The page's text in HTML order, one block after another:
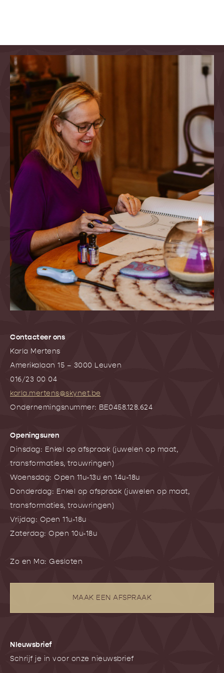
Contacteer ons
Karla Mertens
Amerikalaan 15 – 3000 Leuven
016/23 00 04
karla.mertens@skynet.be
Ondernemingsnummer: BE0458.128.624
Openingsuren
Dinsdag: Enkel op afspraak (juwelen op maat,
transformaties, trouwringen)
Woensdag: Open 11u-13u en 14u-18u
Donderdag: Enkel op afspraak (juwelen op maat,
transformaties, trouwringen)
Vrijdag: Open 11u-18u
Zaterdag: Open 10u-18u
Zo en Ma: Gesloten
MAAK EEN AFSPRAAK
NIeuwsbrief
Schrijf je in voor onze nieuwsbrief